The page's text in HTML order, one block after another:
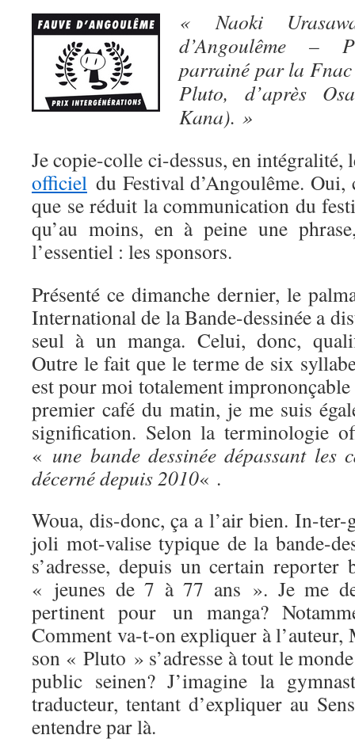
« Naoki
d’Angoulême –
parrainé par la Fnac
Pluto, d’après
Kana). »
Je copie-colle ci-dessus, en
officiel du Festival d’Angoulême. Oui,
que se réduit la communication du
qu’au moins, en à peine une
l’essentiel : les sponsors.
Présenté ce dimanche dernier, le
International de la Bande-dessinée a
seul à un manga. Celui, donc,
Outre le fait que le terme de six
est pour moi totalement imprononçable
premier café du matin, je me suis
signification. Selon la terminologie
« une bande dessinée dépassant les
décerné depuis 2010« .
Woua, dis-donc, ça a l’air bien. In-
joli mot-valise typique de la bande-
s’adresse, depuis un certain reporter
« jeunes de 7 à 77 ans ». Je me
pertinent pour un manga?
Comment va-t-on expliquer à l’auteur,
son « Pluto » s’adresse à tout le
public seinen? J’imagine la
traducteur, tentant d’expliquer au
entendre par là.